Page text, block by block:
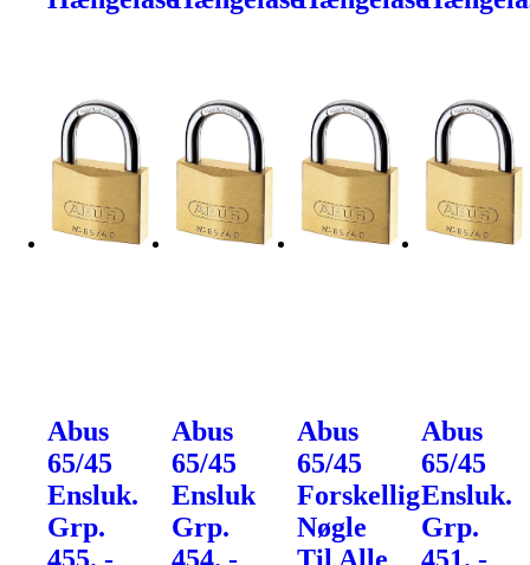
Abus
65/45
Ensluk.
Grp.
455. -
Abus
65/45
Ensluk
Grp.
454. -
Abus
65/45
Forskellig
Nøgle
Til Alle
Abus
65/45
Ensluk.
Grp.
451. -